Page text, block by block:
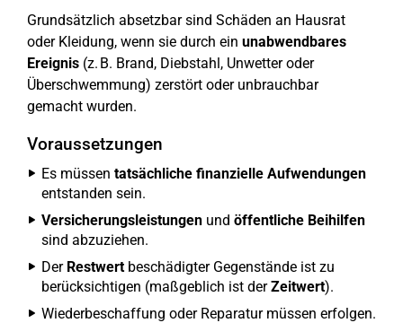
Grundsätzlich absetzbar sind Schäden an Hausrat
oder Kleidung, wenn sie durch ein unabwendbares
Ereignis (z. B. Brand, Diebstahl, Unwetter oder
Überschwemmung) zerstört oder unbrauchbar
gemacht wurden.
Voraussetzungen
Es müssen tatsächliche finanzielle Aufwendungen
entstanden sein.
Versicherungsleistungen und öffentliche Beihilfen
sind abzuziehen.
Der Restwertbeschädigter Gegenstände ist zu
berücksichtigen (maßgeblich ist derZeitwert).
Wiederbeschaffung oder Reparatur müssen erfolgen.